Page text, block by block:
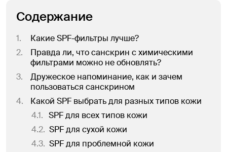
Содержание
1.
Какие SPF-фильтры лучше?
2.
Правда ли, что санскрин с химическими
фильтрами можно не обновлять?
3.
Дружеское напоминание, как и зачем
пользоваться санскрином
4.
Какой SPF выбрать для разных типов кожи
4.1. SPF для всех типов кожи
4.2. SPF для сухой кожи
4.3. SPF для проблемной кожи